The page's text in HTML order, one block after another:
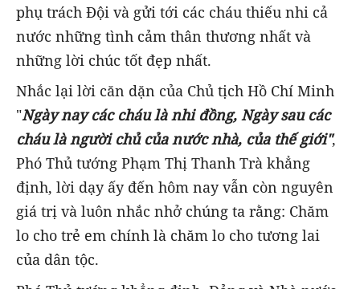
phụ trách Đội và gửi tới các cháu thiếu nhi cả
nước những tình cảm thân thương nhất và
những lời chúc tốt đẹp nhất.
Nhắc lại lời căn dặn của Chủ tịch Hồ Chí Minh
"Ngày nay các cháu là nhi đồng, Ngày sau các
cháu là người chủ của nước nhà, của thế giới",
Phó Thủ tướng Phạm Thị Thanh Trà khẳng
định, lời dạy ấy đến hôm nay vẫn còn nguyên
giá trị và luôn nhắc nhở chúng ta rằng: Chăm
lo cho trẻ em chính là chăm lo cho tương lai
của dân tộc.